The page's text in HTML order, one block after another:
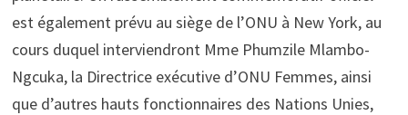
est également prévu au siège de l’ONU à New York, au
cours duquel interviendront Mme Phumzile Mlambo-
Ngcuka, la Directrice exécutive d’ONU Femmes, ainsi
que d’autres hauts fonctionnaires des Nations Unies,